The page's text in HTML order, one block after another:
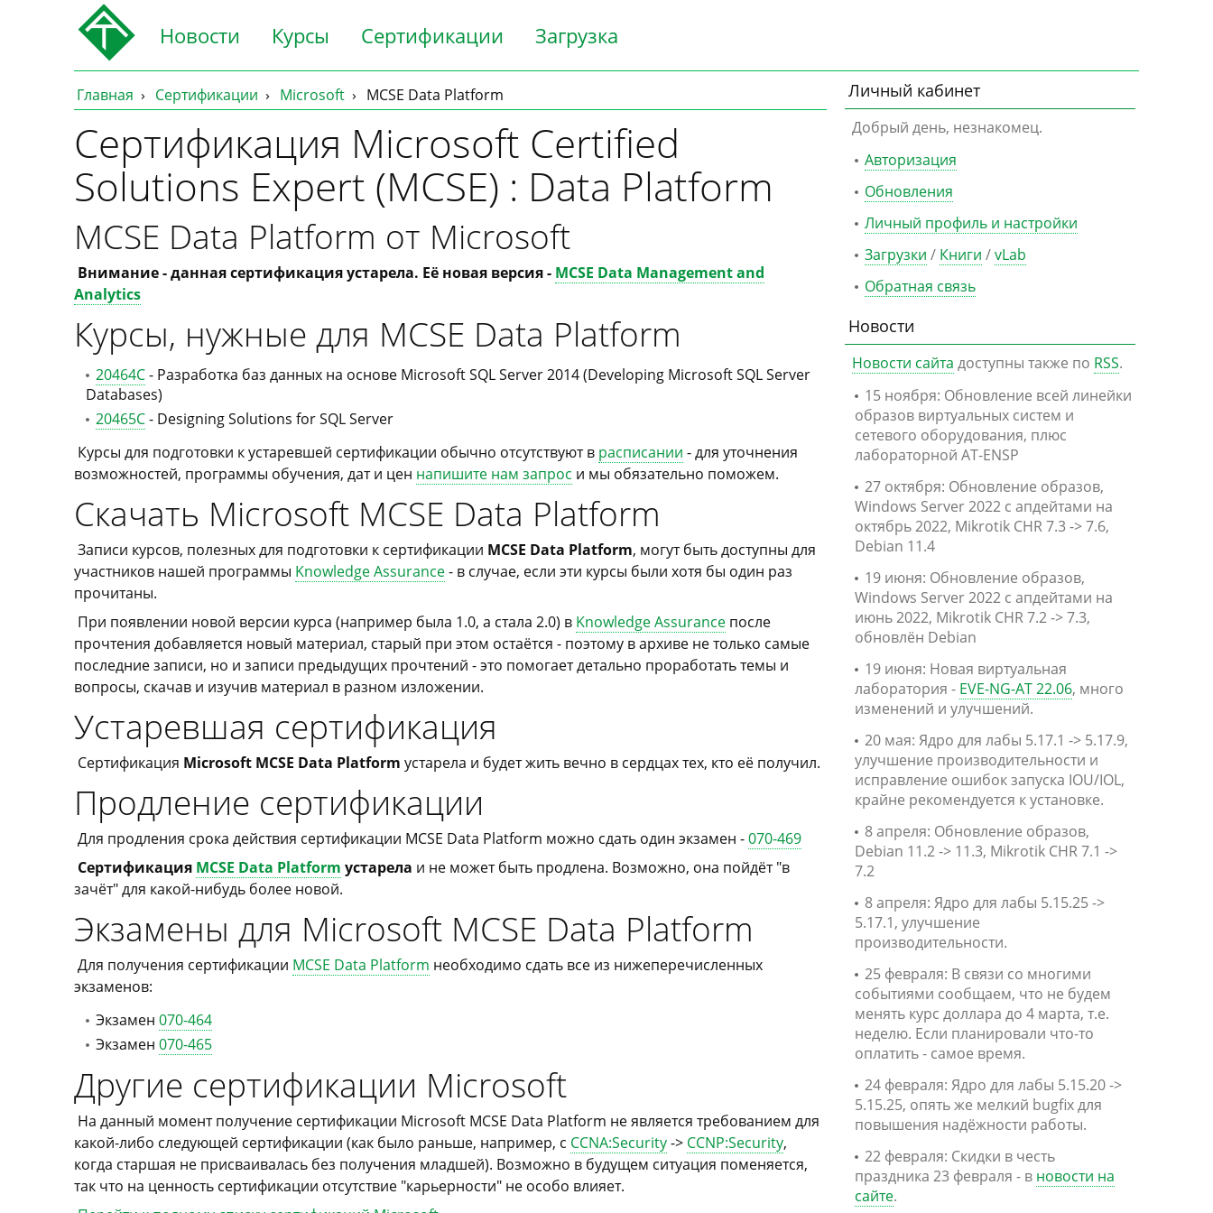
Новости Курсы Сертификации Загрузка
Главная Сертификации Microsoft MCSE Data Platform
Сертификация Microsoft Certified
Solutions Expert (MCSE) : Data Platform
MCSE Data Platform от Microsoft
Внимание - данная сертификация устарела. Её новая версия - MCSE Data Management and
Analytics
Курсы, нужные для MCSE Data Platform
20464C- Разработка баз данных на основе Microsoft SQL Server 2014 (Developing Microsoft SQL Server
Databases)
20465C- Designing Solutions for SQL Server
Курсы для подготовки к устаревшей сертификации обычно отсутствуют в расписании - для уточнения
возможностей, программы обучения, дат и цен напишите нам запрос и мы обязательно поможем.
Скачать Microsoft MCSE Data Platform
Записи курсов, полезных для подготовки к сертификации MCSE Data Platform, могут быть доступны для
участников нашей программы Knowledge Assurance- в случае, если эти курсы были хотя бы один раз
прочитаны.
При появлении новой версии курса (например была 1.0, а стала 2.0) в Knowledge Assurance после
прочтения добавляется новый материал, старый при этом остаётся - поэтому в архиве не только самые
последние записи, но и записи предыдущих прочтений - это помогает детально проработать темы и
вопросы, скачав и изучив материал в разном изложении.
Устаревшая сертификация
Сертификация Microsoft MCSE Data Platform устарела и будет жить вечно в сердцах тех, кто её получил.
Продление сертификации
Для продления срока действия сертификации MCSE Data Platform можно сдать один экзамен -070-469
Сертификация MCSE Data Platform устарела и не может быть продлена. Возможно, она пойдёт "в
зачёт" для какой-нибудь более новой.
Экзамены для Microsoft MCSE Data Platform
Для получения сертификации MCSE Data Platform необходимо сдать все из нижеперечисленных
экзаменов:
Экзамен 070-464
Экзамен 070-465
Другие сертификации Microsoft
На данный момент получение сертификации Microsoft MCSE Data Platform не является требованием для
какой-либо следующей сертификации (как было раньше, например, с CCNA:Security-> CCNP:Security,
когда старшая не присваивалась без получения младшей). Возможно в будущем ситуация поменяется,
так что на ценность сертификации отсутствие "карьерности" не особо влияет.
Личный кабинет
Добрый день, незнакомец.
Авторизация
Обновления
Личный профиль и настройки
Загрузки / Книги /vLab
Обратная связь
Новости
Новости сайта доступны также по RSS.
15 ноября: Обновление всей линейки
образов виртуальных систем и
сетевого оборудования, плюс
лабораторной AT-ENSP
27 октября: Обновление образов,
Windows Server 2022 с апдейтами на
октябрь 2022, Mikrotik CHR 7.3 -> 7.6,
Debian 11.4
19 июня: Обновление образов,
Windows Server 2022 с апдейтами на
июнь 2022, Mikrotik CHR 7.2 -> 7.3,
обновлён Debian
19 июня: Новая виртуальная
лаборатория - EVE-NG-AT 22.06, много
изменений и улучшений.
20 мая: Ядро для лабы 5.17.1 -> 5.17.9,
улучшение производительности и
исправление ошибок запуска IOU/IOL,
крайне рекомендуется к установке.
8 апреля: Обновление образов,
Debian 11.2 -> 11.3, Mikrotik CHR 7.1 ->
7.2
8 апреля: Ядро для лабы 5.15.25 ->
5.17.1, улучшение
производительности.
25 февраля: В связи со многими
событиями сообщаем, что не будем
менять курс доллара до 4 марта, т.е.
неделю. Если планировали что-то
оплатить - самое время.
24 февраля: Ядро для лабы 5.15.20 ->
5.15.25, опять же мелкий bugfix для
повышения надёжности работы.
22 февраля: Скидки в честь
праздника 23 февраля - в новости на
сайте.